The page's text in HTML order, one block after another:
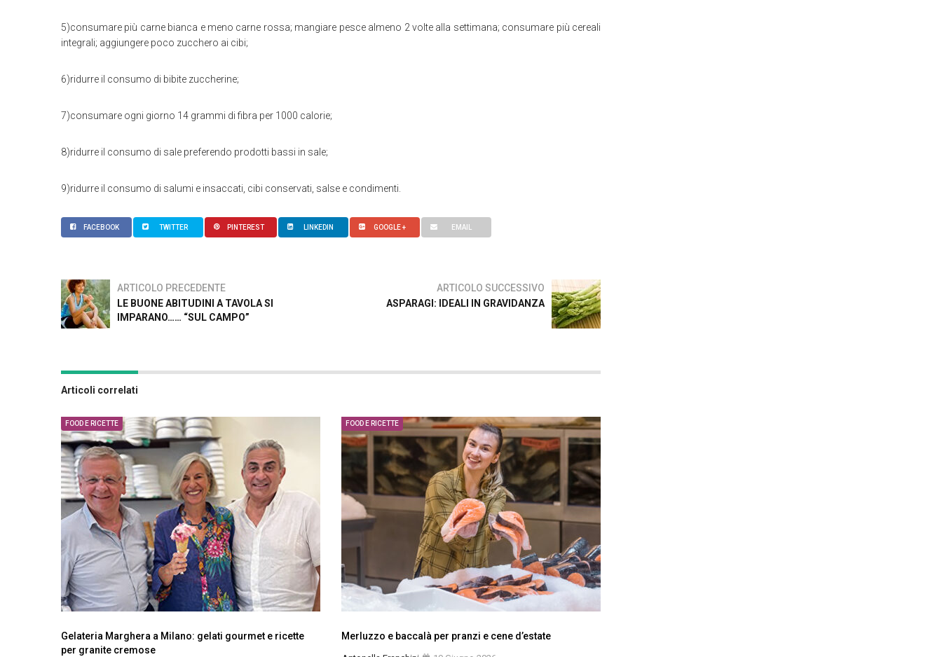
5)consumare più carne bianca e meno carne rossa; mangiare pesce almeno 2 volte alla settimana; consumare più cereali
integrali; aggiungere poco zucchero ai cibi;
6)ridurre il consumo di bibite zuccherine;
7)consumare ogni giorno 14 grammi di fibra per 1000 calorie;
8)ridurre il consumo di sale preferendo prodotti bassi in sale;
9)ridurre il consumo di salumi e insaccati, cibi conservati, salse e condimenti.
FACEBOOK TWITTER PINTEREST LINKEDIN GOOGLE + EMAIL
ARTICOLO PRECEDENTE
LE BUONE ABITUDINI A TAVOLA SI
IMPARANO…… “SUL CAMPO”
ARTICOLO SUCCESSIVO
ASPARAGI: IDEALI IN GRAVIDANZA
Articoli correlati
FOOD E RICETTE
Gelateria Marghera a Milano: gelati gourmet e ricette
per granite cremose
FOOD E RICETTE
Merluzzo e baccalà per pranzi e cene d’estate